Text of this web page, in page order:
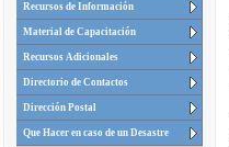
Recursos de Información
Material de Capacitación
Recursos Adicionales
Directorio de Contactos
Dirección Postal
Que Hacer en caso de un Desastre